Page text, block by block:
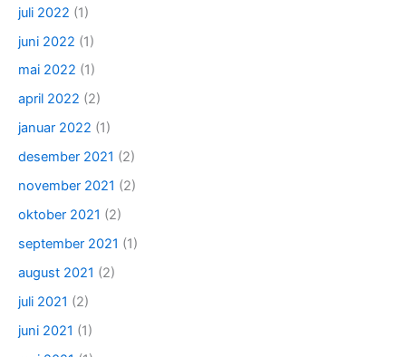
juli 2022 (1)
juni 2022 (1)
mai 2022 (1)
april 2022 (2)
januar 2022 (1)
desember 2021 (2)
november 2021 (2)
oktober 2021 (2)
september 2021 (1)
august 2021 (2)
juli 2021 (2)
juni 2021 (1)